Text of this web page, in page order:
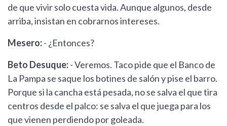
de que vivir solo cuesta vida. Aunque algunos, desde
arriba, insistan en cobrarnos intereses.
Mesero:- ¿Entonces?
Beto Desuque:- Veremos. Taco pide que el Banco de
La Pampa se saque los botines de salón y pise el barro.
Porque si la cancha está pesada, no se salva el que tira
centros desde el palco: se salva el que juega para los
que vienen perdiendo por goleada.